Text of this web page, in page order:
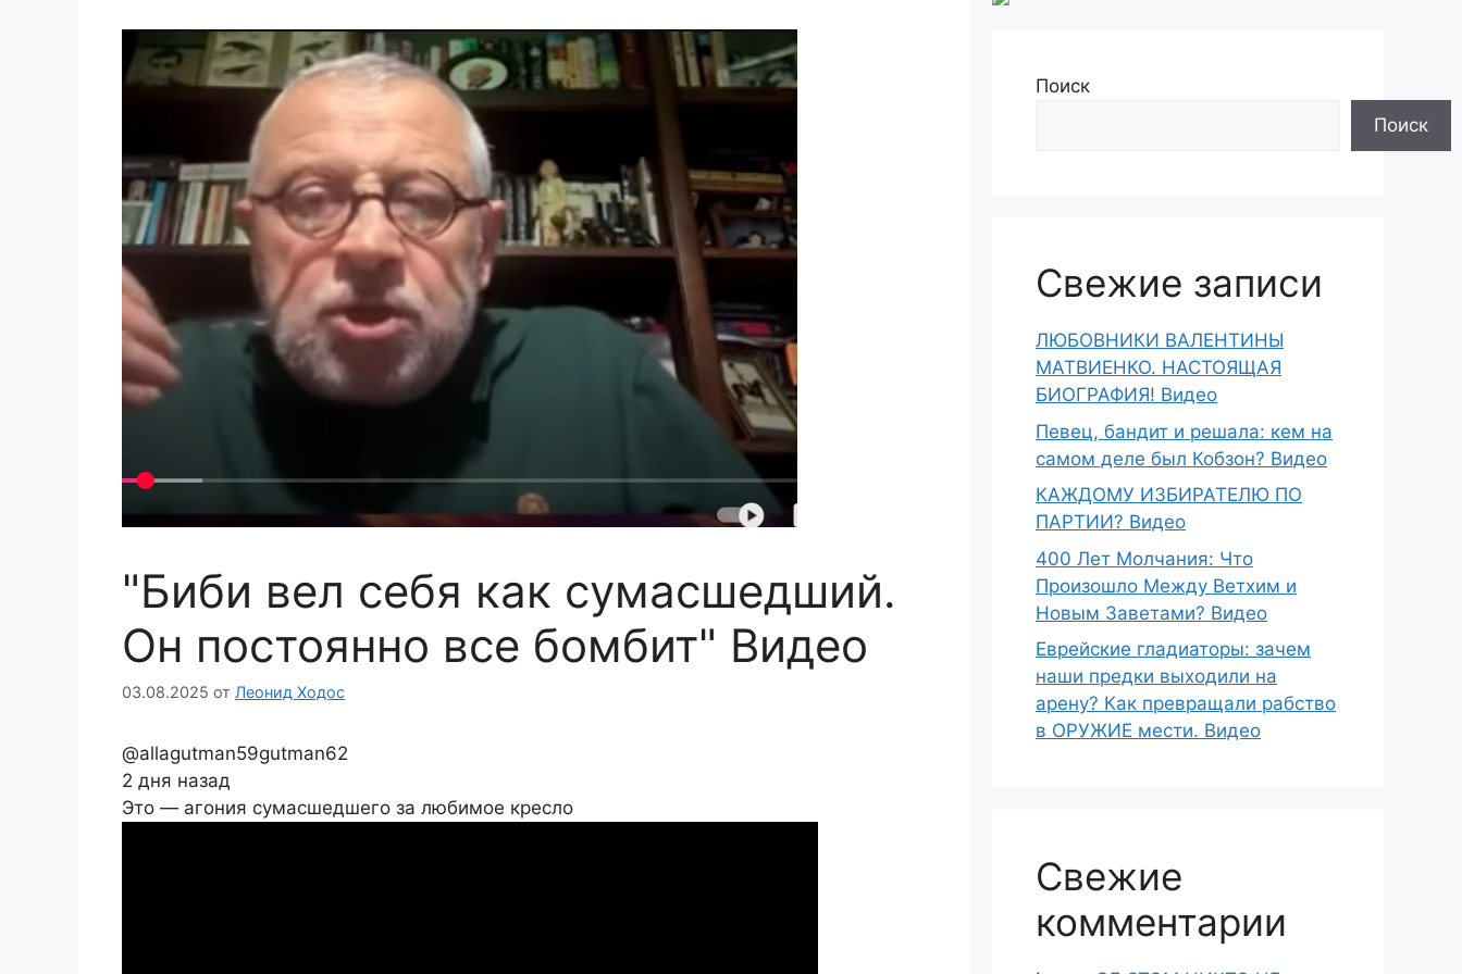
"Биби вел себя как сумасшедший.
Он постоянно все бомбит" Видео
03.08.2025 от Леонид Ходос
@allagutman59gutman62
2 дня назад
Это — агония сумасшедшего за любимое кресло
Поиск
Поиск
Свежие записи
ЛЮБОВНИКИ ВАЛЕНТИНЫ
МАТВИЕНКО. НАСТОЯЩАЯ
БИОГРАФИЯ! Видео
Певец, бандит и решала: кем на
самом деле был Кобзон? Видео
КАЖДОМУ ИЗБИРАТЕЛЮ ПО
ПАРТИИ? Видео
400 Лет Молчания: Что
Произошло Между Ветхим и
Новым Заветами? Видео
Еврейские гладиаторы: зачем
наши предки выходили на
арену? Как превращали рабство
в ОРУЖИЕ мести. Видео
Свежие
комментарии